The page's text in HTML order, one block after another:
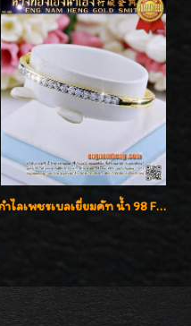
กำไลเพชรเบลเยี่ยมคัท น้ำ 98 F-Color/VVS เพชร 22 เม็ด น้ำหนักเพชรรวม 1.97 กะรัต ตัวเรือนตัน หนาแข็งแรง เพชรสวย ขาวจั๊ว ทุกเม็ด เล่นไฟ่วิ้งสุดๆค่ะ เปิดราคาโปรโมชั่น ถูกสุดๆค่ะ